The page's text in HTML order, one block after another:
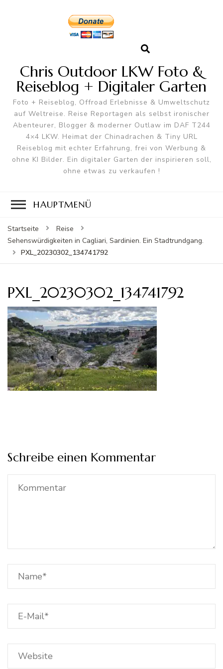
Chris Outdoor LKW Foto &
Reiseblog + Digitaler Garten
Foto + Reiseblog, Offroad Erlebnisse & Umweltschutz
auf Weltreise. Reise Reportagen als selbst ironischer
Abenteurer, Blogger & moderner Outlaw im DAF T244
4×4 LKW. Heimat der Chinadrachen & Tiny URL
Reiseblog mit echter Erfahrung, frei von Werbung &
ohne KI Bilder. Ein digitaler Garten der inspirieren soll,
ohne etwas zu verkaufen !
HAUPTMENÜ
Startseite
Reise
Sehenswürdigkeiten in Cagliari, Sardinien. Ein Stadtrundgang.
PXL_20230302_134741792
PXL_20230302_134741792
Schreibe einen Kommentar